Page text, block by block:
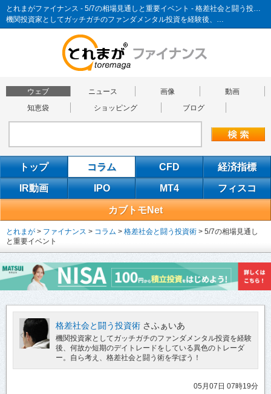
とれまがファイナンス - 5/7の相場見通しと重要イベント - 格差社会と闘う投資術
機関投資家としてガッチガチのファンダメンタル投資を経験後、…
ウェブ ニュース 画像
動画
知恵袋
ショッピング ブログ
トップ コラム CFD 経済指標
IR動画 IPO MT4 フィスコ
カブトモNet
とれまが > ファイナンス > コラム > 格差社会と闘う投資術 > 5/7の相場見通し
と重要イベント
格差社会と闘う投資術 さふぁいあ
機関投資家としてガッチガチのファンダメンタル投資を経験
後、何故か短期のデイトレードをしている異色のトレーダ
ー。自ら考え、格差社会と闘う術を学ぼう！
05月07日 07時19分